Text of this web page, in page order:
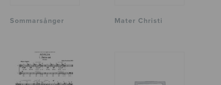
Sommarsånger Mater Christi